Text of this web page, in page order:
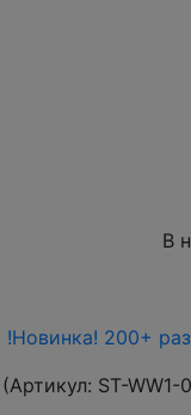
В
!Новинка! 200+
(Артикул: ST-